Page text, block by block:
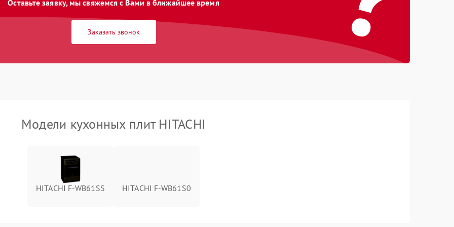
Оставьте заявку, мы свяжемся с Вами в ближайшее время
Заказать звонок
Модели кухонных плит HITACHI
HITACHI F-WB61SS HITACHI F-WB61S0